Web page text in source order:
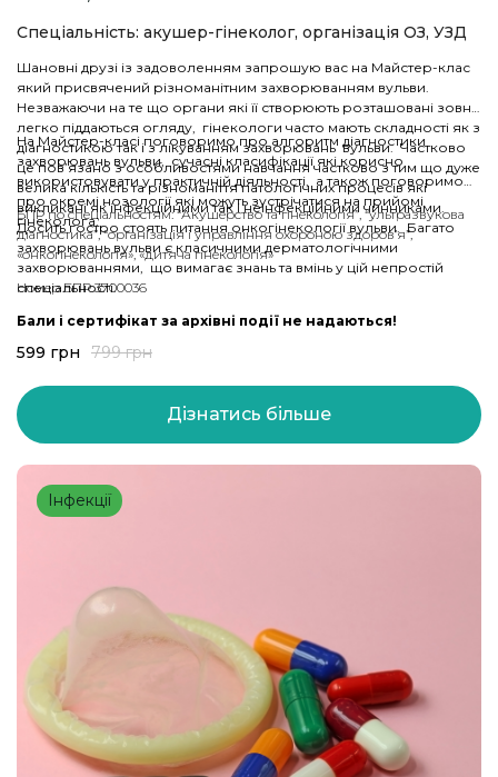
Спеціальність: акушер-гінеколог, організація ОЗ, УЗД
Шановні друзі із задоволенням запрошую вас на Майстер-клас
який присвячений різноманітним захворюванням вульви.
Незважаючи на те що органи які її створюють розташовані зовні і
легко піддаються огляду, гінекологи часто мають складності як з
діагностикою так і з лікуванням захворювань вульви. Частково
це пов’язано з особливостями навчання частково з тим що дуже
велика кількість та різноманіття патологічних процесів які
викликані як інфекційними так і неінфекційними чинниками.
Досить гостро стоять питання онкогінекології вульви. Багато
захворювань вульви є класичними дерматологічними
захворюваннями, що вимагає знань та вмінь у цій непростій
спеціальності.
На Майстер-класі поговоримо про алгоритм діагностики
захворювань вульви, сучасні класифікації які корисно
використовувати у практичній діяльності, а також поговоримо
про окремі нозології які можуть зустрічатися на прийомі
гінеколога.
БПР по спеціальностям: “Акушерство та гінекологія”, “ультразвукова
діагностика”, “організація і управління охороною здоров’я”,
«онкогінекологія», «дитяча гінекологія»
Номер БПР 3700036
Бали і сертифікат за архівні події не надаються!
599 грн 799грн
Дізнатись більше
Інфекції